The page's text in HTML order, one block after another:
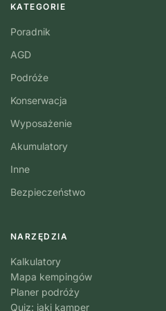
KATEGORIE
Poradnik
AGD
Podróże
Konserwacja
Wyposażenie
Akumulatory
Inne
Bezpieczeństwo
NARZĘDZIA
Kalkulatory
Mapa kempingów
Planer podróży
Quiz: jaki kamper